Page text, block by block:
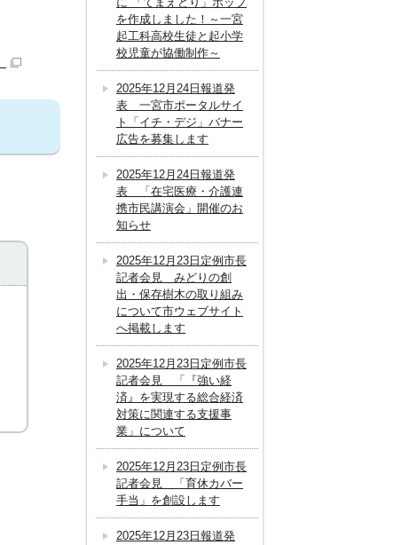
を作成しました！～一宮
起工科高校生徒と起小学
校児童が協働制作～
2025年12月24日報道発
表 一宮市ポータルサイ
ト「イチ・デジ」バナー
広告を募集します
2025年12月24日報道発
表 「在宅医療・介護連
携市民講演会」開催のお
知らせ
2025年12月23日定例市長
記者会見 みどりの創
出・保存樹木の取り組み
について市ウェブサイト
へ掲載します
2025年12月23日定例市長
記者会見 「『強い経
済』を実現する総合経済
対策に関連する支援事
業」について
2025年12月23日定例市長
記者会見 「育休カバー
手当」を創設します
2025年12月23日報道発